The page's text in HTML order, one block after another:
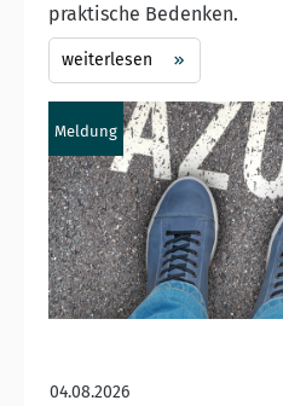
praktische Bedenken.
weiterlesen
Meldung
04.08.2026